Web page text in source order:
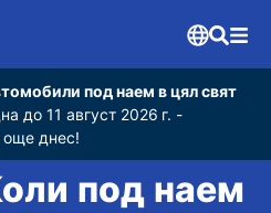
под наем в цял свят
до 11 август 2026 г. -
още днес!
под наем